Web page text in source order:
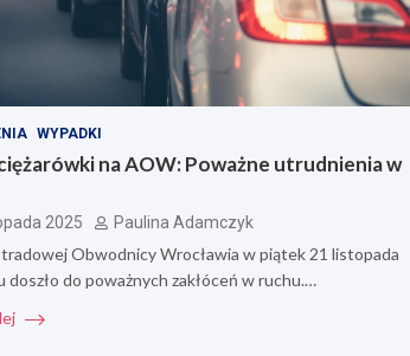
WYPADKI
na AOW: Poważne utrudnienia w
2025 Paulina Adamczyk
Obwodnicy Wrocławia w piątek 21 listopada
doszło do poważnych zakłóceń w ruchu.…